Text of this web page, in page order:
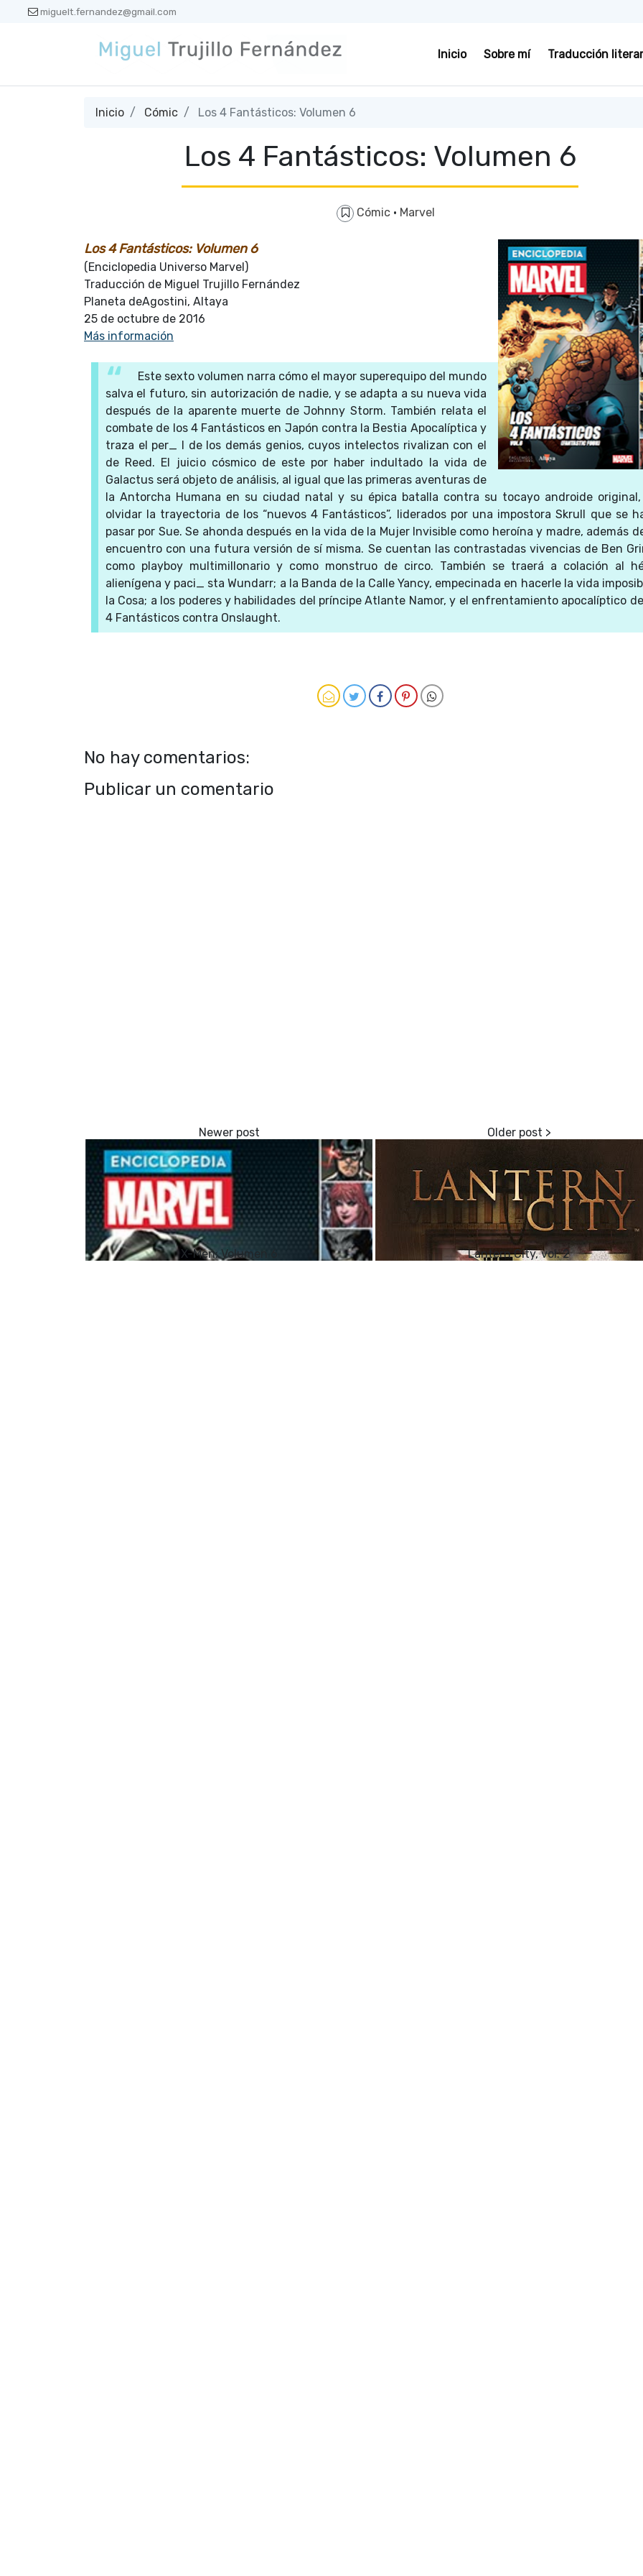
miguelt.fernandez@gmail.com
Inicio Sobre mí Traducción
Inicio Cómic Los 4 Fantásticos: Volumen 6
Los 4 Fantásticos: Volumen 6
Cómic · Marvel
Los 4 Fantásticos: Volumen 6
(Enciclopedia Universo Marvel)
Traducción de Miguel Trujillo Fernández
Planeta deAgostini, Altaya
25 de octubre de 2016
Más información
Este sexto volumen narra cómo el mayor superequipo del mundo
salva el futuro, sin autorización de nadie, y se adapta a su nueva vida
después de la aparente muerte de Johnny Storm. También relata el
combate de los 4 Fantásticos en Japón contra la Bestia Apocalíptica y
traza el per_ l de los demás genios, cuyos intelectos rivalizan con el
de Reed. El juicio cósmico de este por haber indultado la vida de
Galactus será objeto de análisis, al igual que las primeras aventuras de
la Antorcha Humana en su ciudad natal y su épica batalla contra su tocayo androide
olvidar la trayectoria de los “nuevos 4 Fantásticos”, liderados por una impostora Skrull que se
pasar por Sue. Se ahonda después en la vida de la Mujer Invisible como heroína y madre, además
encuentro con una futura versión de sí misma. Se cuentan las contrastadas vivencias de Ben
como playboy multimillonario y como monstruo de circo. También se traerá a colación al
alienígena y paci_ sta Wundarr; a la Banda de la Calle Yancy, empecinada en hacerle la vida
la Cosa; a los poderes y habilidades del príncipe Atlante Namor, y el enfrentamiento apocalíptico
4 Fantásticos contra Onslaught.
No hay comentarios:
Publicar un comentario
X-Men: Volumen 6 Lantern City, vol. 2